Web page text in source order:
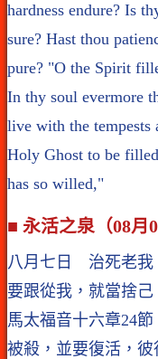
hardness endure? Is
sure? Hast thou
pure? "O the Spirit
In thy soul evermore
live with the
Holy Ghost to be
has so willed,"
■ 永活之泉（08月
八月七日 治死老我
要跟從我，就當捨己
馬太福音十六章24
被殺，並要復活，彼